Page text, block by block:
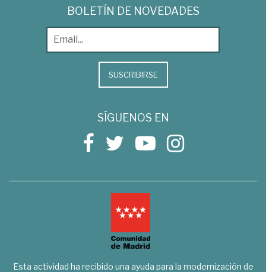
BOLETÍN DE NOVEDADES
SUSCRIBIRSE
SÍGUENOS EN
Esta actividad ha recibido una ayuda para la modernización de